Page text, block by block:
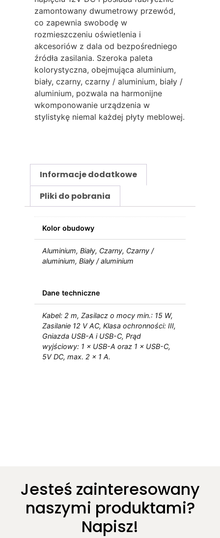
zamontowany dwumetrowy przewód,
co zapewnia swobodę w
rozmieszczeniu oświetlenia i
akcesoriów z dala od bezpośredniego
źródła zasilania. Szeroka paleta
kolorystyczna, obejmująca aluminium,
biały, czarny, czarny / aluminium, biały /
aluminium, pozwala na harmonijne
wkomponowanie urządzenia w
stylistykę niemal każdej płyty meblowej.
Informacje dodatkowe
Pliki do pobrania
Kolor obudowy
Aluminium, Biały, Czarny, Czarny /
aluminium, Biały / aluminium
Dane techniczne
Kabel: 2 m, Zasilacz o mocy min.: 15 W,
Zasilanie 12 V AC, Klasa ochronności: III,
Gniazda USB-A i USB-C, Prąd
wyjściowy: 1 × USB-A oraz 1 × USB-C,
5V DC, max. 2 × 1 A.
Jesteś zainteresowany
naszymi produktami?
Napisz!